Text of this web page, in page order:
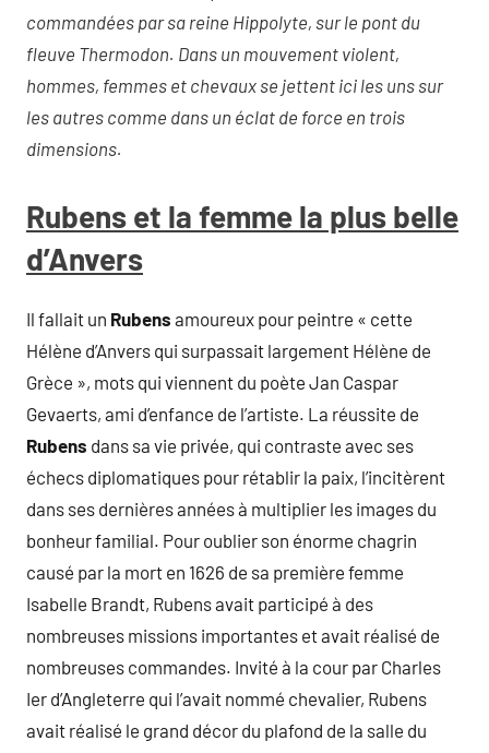
commandées par sa reine Hippolyte, sur le pont du
fleuve Thermodon. Dans un mouvement violent,
hommes, femmes et chevaux se jettent ici les uns sur
les autres comme dans un éclat de force en trois
dimensions.
Rubens et la femme la plus belle
d’Anvers
Il fallait un Rubens amoureux pour peintre « cette
Hélène d’Anvers qui surpassait largement Hélène de
Grèce », mots qui viennent du poète Jan Caspar
Gevaerts, ami d’enfance de l’artiste. La réussite de
Rubens dans sa vie privée, qui contraste avec ses
échecs diplomatiques pour rétablir la paix, l’incitèrent
dans ses dernières années à multiplier les images du
bonheur familial. Pour oublier son énorme chagrin
causé par la mort en 1626 de sa première femme
Isabelle Brandt, Rubens avait participé à des
nombreuses missions importantes et avait réalisé de
nombreuses commandes. Invité à la cour par Charles
Ier d’Angleterre qui l’avait nommé chevalier, Rubens
avait réalisé le grand décor du plafond de la salle du